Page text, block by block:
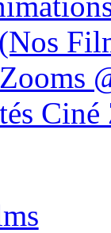
Ciné